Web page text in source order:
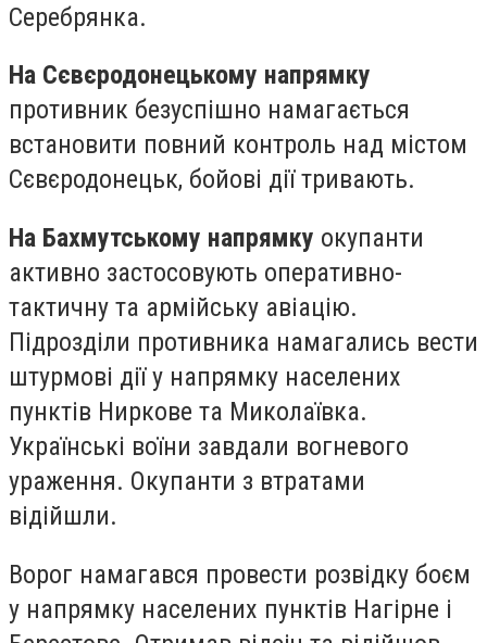
Серебрянка.
На Сєвєродонецькому напрямку
противник безуспішно намагається
встановити повний контроль над містом
Сєвєродонецьк, бойові дії тривають.
На Бахмутському напрямку окупанти
активно застосовують оперативно-
тактичну та армійську авіацію.
Підрозділи противника намагались вести
штурмові дії у напрямку населених
пунктів Ниркове та Миколаївка.
Українські воїни завдали вогневого
ураження. Окупанти з втратами
відійшли.
Ворог намагався провести розвідку боєм
у напрямку населених пунктів Нагірне і